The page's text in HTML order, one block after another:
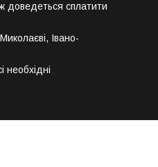
доведеться сплатити
Івано-